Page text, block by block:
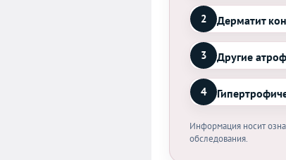
2 Дерматит
3 Другие
4
Информация носит
обследования.